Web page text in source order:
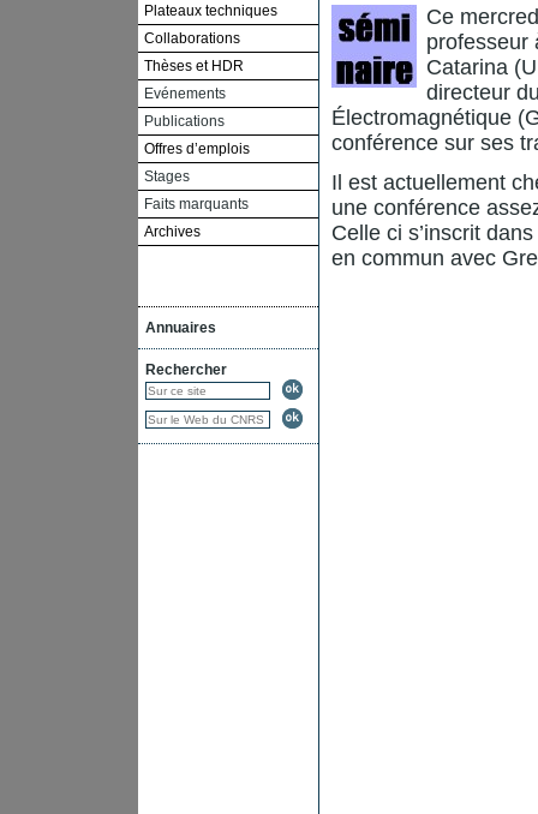
Plateaux techniques
Collaborations
Thèses et HDR
Evénements
Publications
Offres d’emplois
Stages
Faits marquants
Archives
Annuaires
Rechercher
Ce
professeur
Catarina
directeur
Électromagnétique
conférence sur ses
Il est actuellement
une conférence
Celle ci s’inscrit
en commun avec